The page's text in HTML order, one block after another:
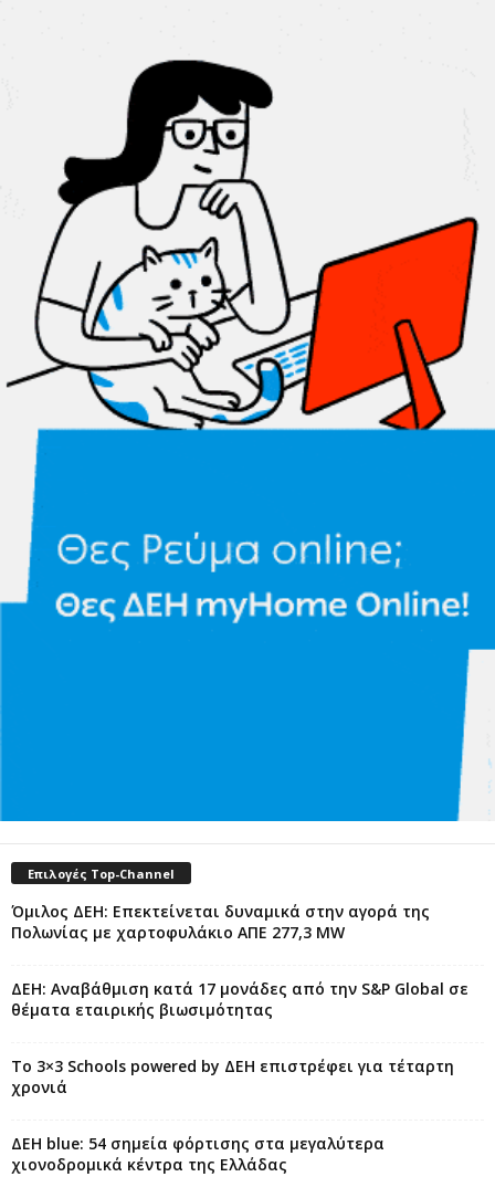
Επιλογές Top-Channel
Όμιλος ΔΕΗ: Επεκτείνεται δυναμικά στην αγορά της
Πολωνίας με χαρτοφυλάκιο ΑΠΕ 277,3 MW
ΔΕΗ: Αναβάθμιση κατά 17 μονάδες από την S&P Global σε
θέματα εταιρικής βιωσιμότητας
Το 3×3 Schools powered by ΔΕΗ επιστρέφει για τέταρτη
χρονιά
ΔΕΗ blue: 54 σημεία φόρτισης στα μεγαλύτερα
χιονοδρομικά κέντρα της Ελλάδας